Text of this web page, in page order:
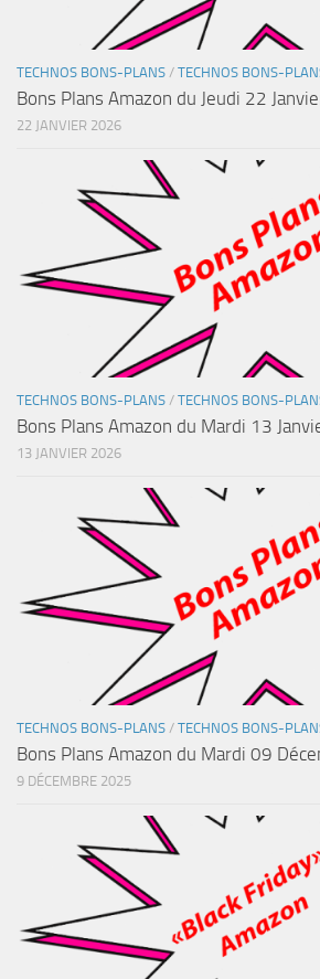
TECHNOS BONS-PLANS / TECHNOS BONS-
Bons Plans Amazon du Jeudi 22
22 JANVIER 2026
TECHNOS BONS-PLANS / TECHNOS BONS-
Bons Plans Amazon du Mardi 13
13 JANVIER 2026
TECHNOS BONS-PLANS / TECHNOS BONS-
Bons Plans Amazon du Mardi 09
9 DÉCEMBRE 2025